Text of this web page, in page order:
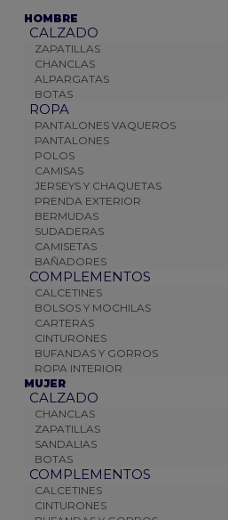
HOMBRE
CALZADO
ZAPATILLAS
CHANCLAS
ALPARGATAS
BOTAS
ROPA
PANTALONES VAQUEROS
PANTALONES
POLOS
CAMISAS
JERSEYS Y CHAQUETAS
PRENDA EXTERIOR
BERMUDAS
SUDADERAS
CAMISETAS
BAÑADORES
COMPLEMENTOS
CALCETINES
BOLSOS Y MOCHILAS
CARTERAS
CINTURONES
BUFANDAS Y GORROS
ROPA INTERIOR
MUJER
CALZADO
CHANCLAS
ZAPATILLAS
SANDALIAS
BOTAS
COMPLEMENTOS
CALCETINES
CINTURONES